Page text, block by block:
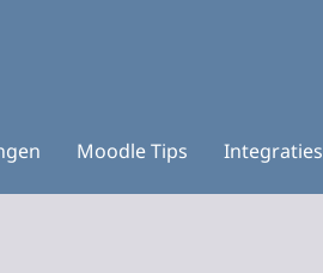
Moodle Tips Integraties